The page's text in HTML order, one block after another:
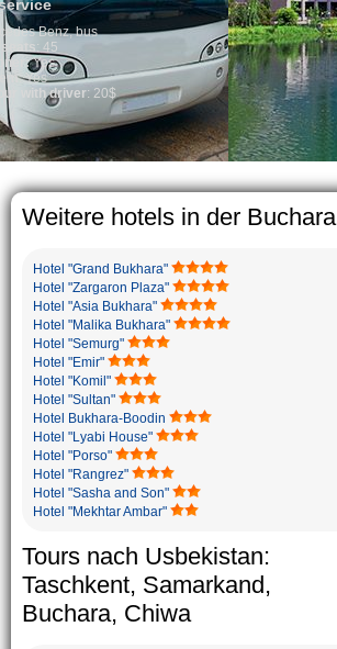
Weitere hotels in der Buchara
Hotel "Grand Bukhara"
Hotel "Zargaron Plaza"
Hotel "Asia Bukhara"
Hotel "Malika Bukhara"
Hotel "Semurg"
Hotel "Emir"
Hotel "Komil"
Hotel "Sultan"
Hotel Bukhara-Boodin
Hotel "Lyabi House"
Hotel "Porso"
Hotel "Rangrez"
Hotel "Sasha and Son"
Hotel "Mekhtar Ambar"
Tours nach Usbekistan:
Taschkent, Samarkand,
Buchara, Chiwa